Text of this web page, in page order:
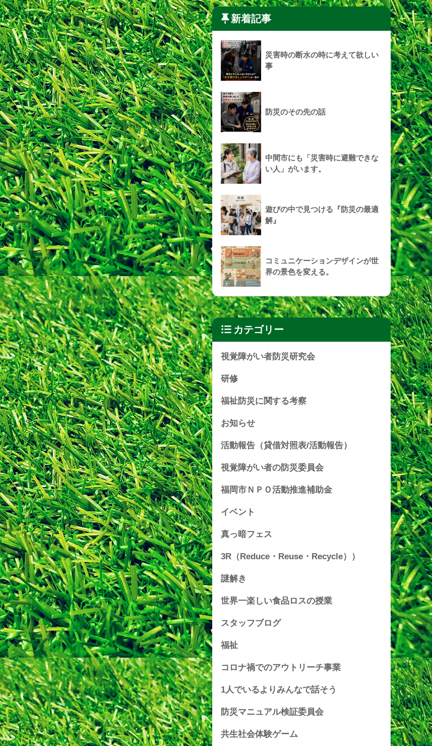
新着記事
災害時の断水の時に考えて欲しい
事
防災のその先の話
中間市にも「災害時に避難できな
い人」がいます。
遊びの中で見つける『防災の最適
解』
コミュニケーションデザインが世
界の景色を変える。
カテゴリー
視覚障がい者防災研究会
研修
福祉防災に関する考察
お知らせ
活動報告（貸借対照表/活動報告）
視覚障がい者の防災委員会
福岡市ＮＰＯ活動推進補助金
イベント
真っ暗フェス
3R（Reduce・Reuse・Recycle））
謎解き
世界一楽しい食品ロスの授業
スタッフブログ
福祉
コロナ禍でのアウトリーチ事業
1人でいるよりみんなで話そう
防災マニュアル検証委員会
共生社会体験ゲーム